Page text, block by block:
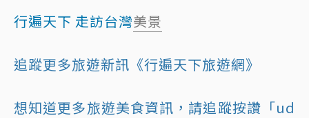
行遍天下 走訪台灣美景
追蹤更多旅遊新訊《行遍天下旅遊網》
想知道更多旅遊美食資訊，請追蹤按讚「ud